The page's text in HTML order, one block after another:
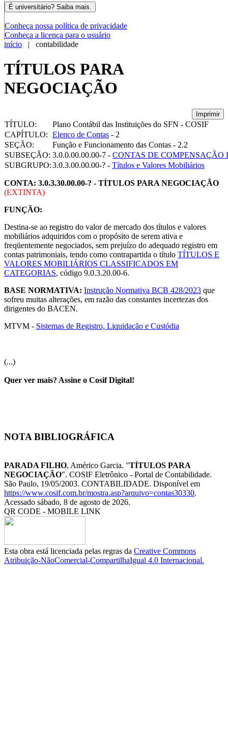
Conheça nossa política de privacidade
Conheça a licença para o usuário
início | contabilidade
TÍTULOS PARA
NEGOCIAÇÃO
Imprimir
TÍTULO:
Plano Contábil das Instituições do SFN - COSIF
CAPÍTULO: Elenco de Contas - 2
SEÇÃO:
Função e Funcionamento das Contas - 2.2
SUBSEÇÃO: 3.0.0.00.00.00-7 - CONTAS DE COMPENSAÇÃO
SUBGRUPO:3.0.3.00.00.00-? - Títulos e Valores Mobiliários
CONTA: 3.0.3.30.00.00-? - TÍTULOS PARA NEGOCIAÇÃO
(EXTINTA)
FUNÇÃO:
Destina-se ao registro do valor de mercado dos títulos e valores
mobiliários adquiridos com o propósito de serem ativa e
freqüentemente negociados, sem prejuízo do adequado registro em
contas patrimoniais, tendo como contrapartida o título TÍTULOS E
VALORES MOBILIÁRIOS CLASSIFICADOS EM
CATEGORIAS, código 9.0.3.20.00-6.
BASE NORMATIVA: Instrução Normativa BCB 428/2023 que
sofreu muitas alterações, em razão das constantes incertezas dos
dirigentes do BACEN.
MTVM - Sistemas de Registro, Liquidação e Custódia
(...)
Quer ver mais? Assine o Cosif Digital!
NOTA BIBLIOGRÁFICA
PARADA FILHO, Américo Garcia. "TÍTULOS PARA
NEGOCIAÇÃO". COSIF Eletrônico - Portal de Contabilidade.
São Paulo, 19/05/2003. CONTABILIDADE. Disponível em
https://www.cosif.com.br/mostra.asp?arquivo=contas30330.
Acessado sábado, 8 de agosto de 2026.
QR CODE - MOBILE LINK
Esta obra está licenciada pelas regras da Creative Commons
Atribuição-NãoComercial-CompartilhaIgual 4.0 Internacional.